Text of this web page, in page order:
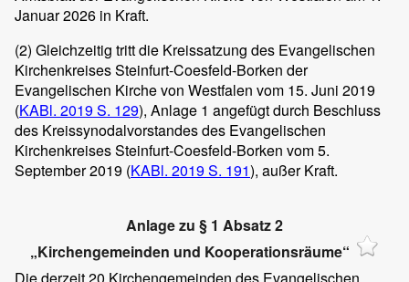
Januar 2026 in Kraft.
(2) Gleichzeitig tritt die Kreissatzung des Evangelischen
Kirchenkreises Steinfurt-Coesfeld-Borken der
Evangelischen Kirche von Westfalen vom 15. Juni 2019
(KABl. 2019 S. 129), Anlage 1 angefügt durch Beschluss
des Kreissynodalvorstandes des Evangelischen
Kirchenkreises Steinfurt-Coesfeld-Borken vom 5.
September 2019 (KABl. 2019 S. 191), außer Kraft.
Anlage zu § 1 Absatz 2
„Kirchengemeinden und Kooperationsräume“
Die derzeit 20 Kirchengemeinden des Evangelischen